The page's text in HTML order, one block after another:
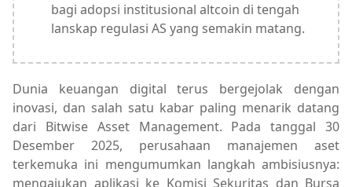
bagi adopsi institusional altcoin di tengah
lanskap regulasi AS yang semakin matang.
Dunia keuangan digital terus bergejolak dengan
inovasi, dan salah satu kabar paling menarik datang
dari Bitwise Asset Management. Pada tanggal 30
Desember 2025, perusahaan manajemen aset
terkemuka ini mengumumkan langkah ambisiusnya:
mengajukan aplikasi ke Komisi Sekuritas dan Bursa